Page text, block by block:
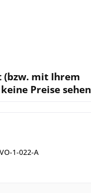
(bzw. mit Ihrem
Preise sehen
1-022-A